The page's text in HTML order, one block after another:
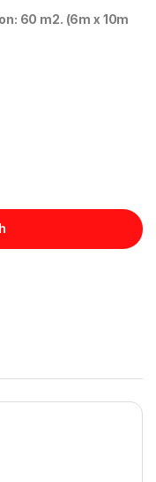
60 m2. (6m x 10m